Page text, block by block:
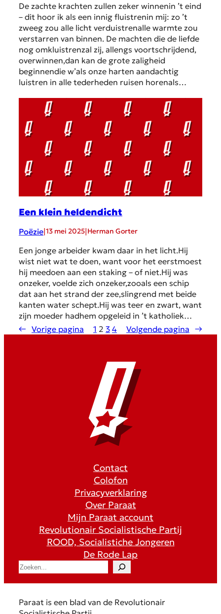
De zachte krachten zullen zeker winnenin ’t eind
– dit hoor ik als een innig fluistrenin mij: zo ’t
zweeg zou alle licht verduistrenalle warmte zou
verstarren van binnen. De machten die de liefde
nog omkluistrenzal zij, allengs voortschrijdend,
overwinnen,dan kan de grote zaligheid
beginnendie w’als onze harten aandachtig
luistren in alle tederheden ruisen horenals…
Een klein heldendicht
Poëzie|13 mei 2025|Herman Gorter
Een jonge arbeider kwam daar in het licht.Hij
wist niet wat te doen, want voor het eerstmoest
hij meedoen aan een staking – of niet.Hij was
onzeker, voelde zich onzeker,zooals een schip
dat aan het strand der zee,slingrend met beide
kanten water schept.Hij was teer en zwart, want
zijn moeder hadhem opgeleid in ’t katholiek…
← Vorige pagina 1 2 3 4 Volgende pagina →
Contact
Colofon
Privacyverklaring
Over Paraat
Mijn Paraat account
Revolutionair Socialistische Partij
ROOD, Socialistiche Jongeren
De Rode Lap
S
e
r
c
Paraat is een blad van de Revolutionair